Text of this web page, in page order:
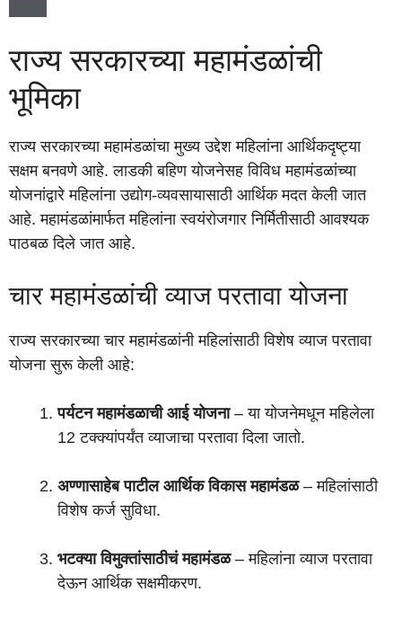
राज्य सरकारच्या महामंडळांची
भूमिका
राज्य सरकारच्या महामंडळांचा मुख्य उद्देश महिलांना आर्थिकदृष्ट्या
सक्षम बनवणे आहे. लाडकी बहिण योजनेसह विविध महामंडळांच्या
योजनांद्वारे महिलांना उद्योग-व्यवसायासाठी आर्थिक मदत केली जात
आहे. महामंडळांमार्फत महिलांना स्वयंरोजगार निर्मितीसाठी आवश्यक
पाठबळ दिले जात आहे.
चार महामंडळांची व्याज परतावा योजना
राज्य सरकारच्या चार महामंडळांनी महिलांसाठी विशेष व्याज परतावा
योजना सुरू केली आहे:
पर्यटन महामंडळाची आई योजना– या योजनेमधून महिलेला
12 टक्क्यांपर्यंत व्याजाचा परतावा दिला जातो.
अण्णासाहेब पाटील आर्थिक विकास महामंडळ– महिलांसाठी
विशेष कर्ज सुविधा.
भटक्या विमुक्तांसाठीचं महामंडळ– महिलांना व्याज परतावा
देऊन आर्थिक सक्षमीकरण.